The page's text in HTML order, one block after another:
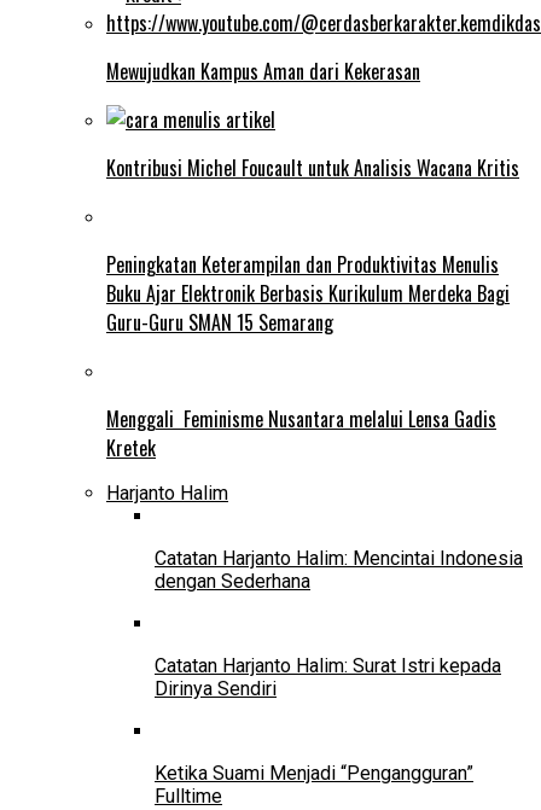
Mewujudkan Kampus Aman dari Kekerasan
Kontribusi Michel Foucault untuk Analisis Wacana Kritis
Peningkatan Keterampilan dan Produktivitas Menulis
Buku Ajar Elektronik Berbasis Kurikulum Merdeka Bagi
Guru-Guru SMAN 15 Semarang
Menggali Feminisme Nusantara melalui Lensa Gadis
Kretek
Harjanto Halim
Catatan Harjanto Halim: Mencintai Indonesia
dengan Sederhana
Catatan Harjanto Halim: Surat Istri kepada
Dirinya Sendiri
Ketika Suami Menjadi “Pengangguran”
Fulltime